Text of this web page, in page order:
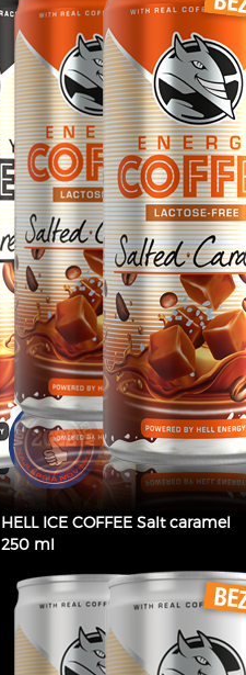
HELL ICE COFFEE Salt caramel
250 ml